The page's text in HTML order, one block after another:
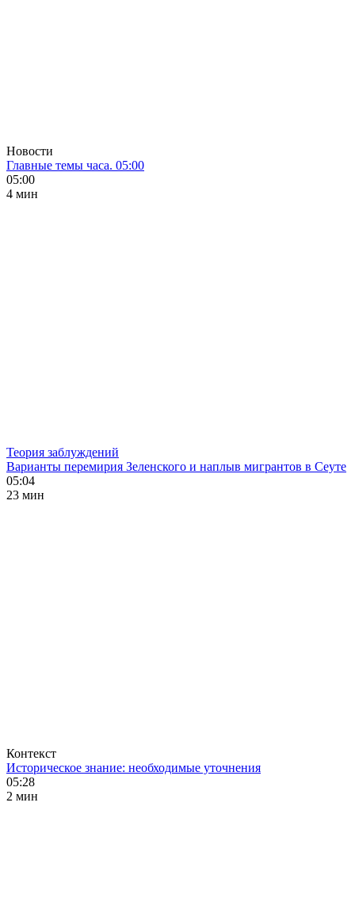
Новости
Главные темы часа. 05:00
05:00
4 мин
Теория заблуждений
Варианты перемирия Зеленского и наплыв мигрантов в Сеуте
05:04
23 мин
Контекст
Историческое знание: необходимые уточнения
05:28
2 мин